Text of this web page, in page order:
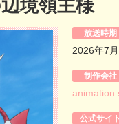
境領主様
放送時期
2026年7
制作会社
animation
公式サイ